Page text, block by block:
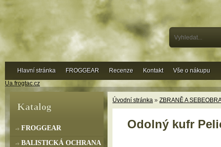
Ua.frogtac.cz
Úvodní stránka » ZBRANĚ A
Odolný kufr
Katalog
FROGGEAR
BALISTICKÁ OCHRANA
Hlavní stránka FROGGEAR Recenze Kontakt Vše o nákupu